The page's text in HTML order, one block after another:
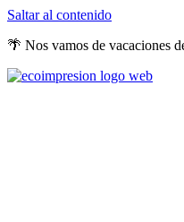
Saltar al contenido
🌴 Nos vamos de vacaciones